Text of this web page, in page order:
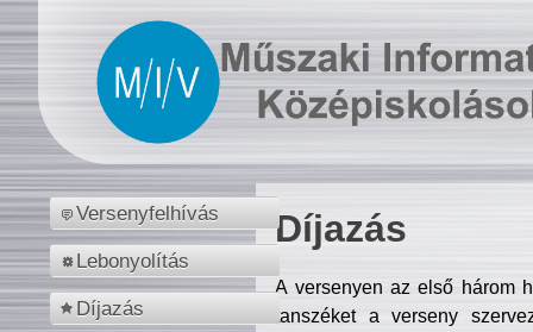
Versenyfelhívás
Lebonyolítás
Díjazás
Díjazás
A versenyen az első három
tanszéket a verseny